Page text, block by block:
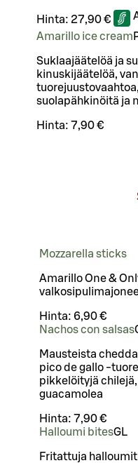
Hinta: 27,90 €
Amarillo ice cream
Suklaajäätelöä ja
kinuskijäätelöä,
suolapähkinöitä ja
Hinta: 7,90 €
Mozzarella sticks
Amarillo One &
Hinta: 6,90 €
Nachos con salsas
Mausteista
pico de gallo -
pikkelöityjä
guacamolea
Hinta: 7,90 €
Halloumi bitesGL
Fritattuja